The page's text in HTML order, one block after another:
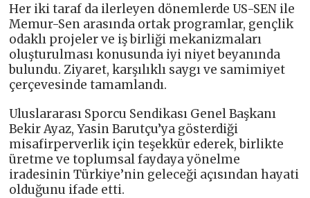
Her iki taraf da ilerleyen dönemlerde US-SEN ile
Memur-Sen arasında ortak programlar, gençlik
odaklı projeler ve iş birliği mekanizmaları
oluşturulması konusunda iyi niyet beyanında
bulundu. Ziyaret, karşılıklı saygı ve samimiyet
çerçevesinde tamamlandı.
Uluslararası Sporcu Sendikası Genel Başkanı
Bekir Ayaz, Yasin Barutçu’ya gösterdiği
misafirperverlik için teşekkür ederek, birlikte
üretme ve toplumsal faydaya yönelme
iradesinin Türkiye’nin geleceği açısından hayati
olduğunu ifade etti.